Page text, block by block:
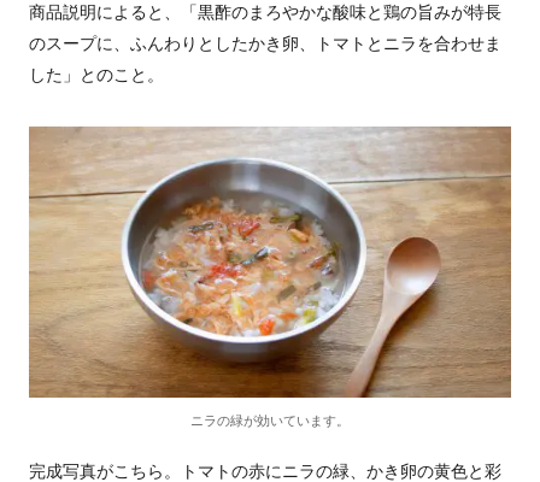
商品説明によると、「黒酢のまろやかな酸味と鶏の旨みが特長
のスープに、ふんわりとしたかき卵、トマトとニラを合わせま
した」とのこと。
ニラの緑が効いています。
完成写真がこちら。トマトの赤にニラの緑、かき卵の黄色と彩